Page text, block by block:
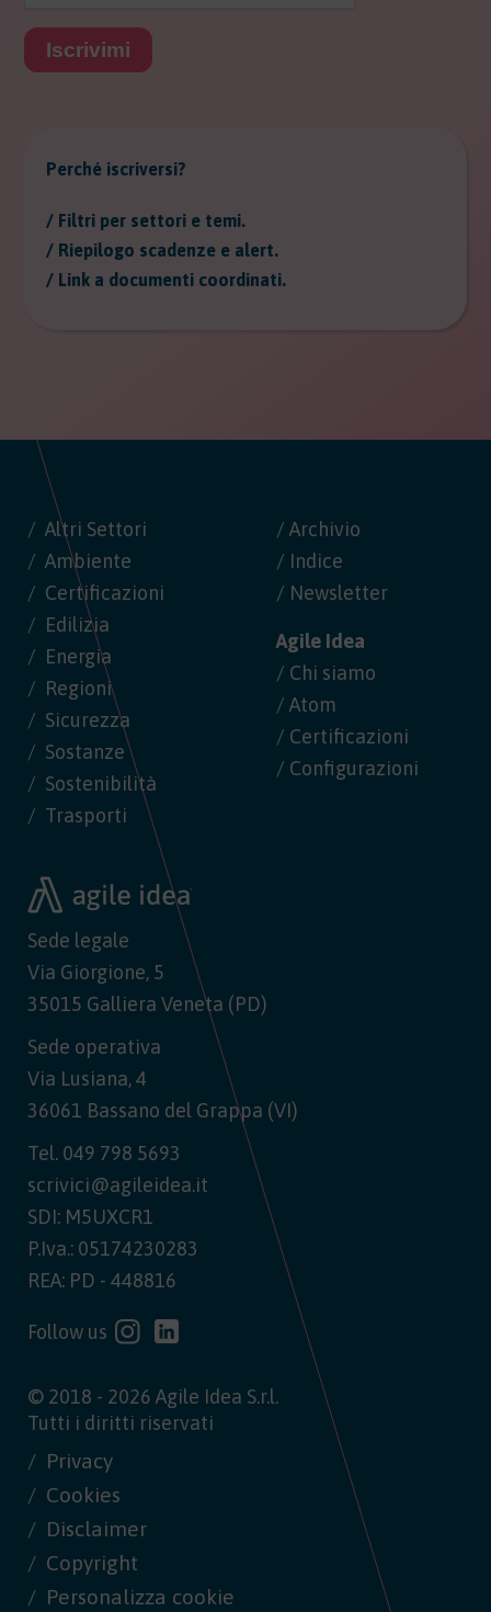
Iscrivimi
Perché iscriversi?
/ Filtri per settori e temi.
/ Riepilogo scadenze e alert.
/ Link a documenti coordinati.
Altri Settori
Ambiente
Certificazioni
Edilizia
Energia
Regioni
Sicurezza
Sostanze
Sostenibilità
Trasporti
/ Archivio
/ Indice
/ Newsletter
Agile Idea
/ Chi siamo
/ Atom
/ Certificazioni
/ Configurazioni
Sede legale
Via Giorgione, 5
35015 Galliera Veneta (PD)
Sede operativa
Via Lusiana, 4
36061 Bassano del Grappa (VI)
Tel. 049 798 5693
scrivici@agileidea.it
SDI: M5UXCR1
P.Iva.: 05174230283
REA: PD - 448816
Follow us
© 2018 - 2026 Agile Idea S.r.l.
Tutti i diritti riservati
Privacy
Cookies
Disclaimer
Copyright
Personalizza cookie